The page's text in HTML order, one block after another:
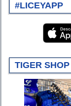
#LICEYAPP
TIGER SHOP